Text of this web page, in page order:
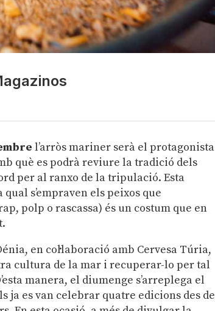
l’arròs mariner serà el protagonista
què es podrà reviure la tradició dels
per al ranxo de la tripulació. Esta
s’empraven els peixos que
polp o rascassa) és un costum que en
en col·laboració amb Cervesa Túria,
cultura de la mar i recuperar-lo per tal
manera, el diumenge s’arreplega el
ja es van celebrar quatre edicions des de